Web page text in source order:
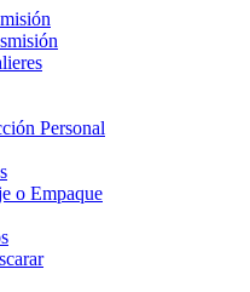
Personal
o Empaque